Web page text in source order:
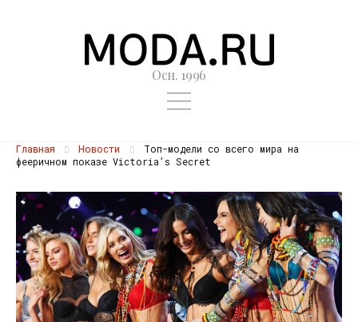
Осн. 1996
Главная Новости
Топ-модели со всего мира на
фееричном показе Victoria’s Secret